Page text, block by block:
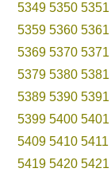
5349 5350 5351
5359 5360 5361
5369 5370 5371
5379 5380 5381
5389 5390 5391
5399 5400 5401
5409 5410 5411
5419 5420 5421